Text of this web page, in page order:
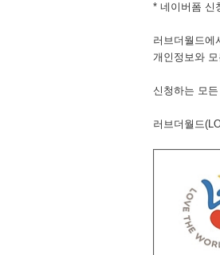
* 네이버폼 신
러브더월드에
개인정보와
신청하는 모
러브더월드